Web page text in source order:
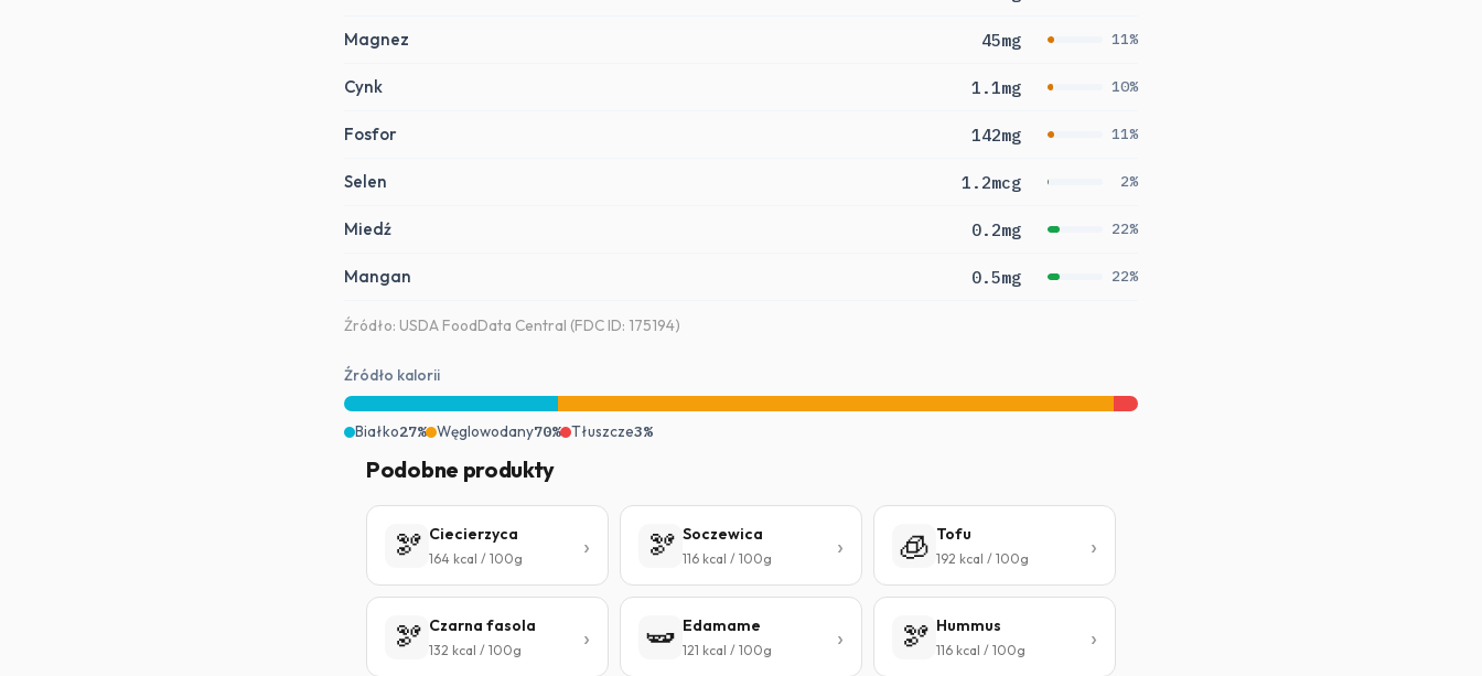
Magnez 45mg 11%
Cynk 1.1mg 10%
Fosfor 142mg 11%
Selen 1.2mcg 2%
Miedź 0.2mg 22%
Mangan 0.5mg 22%
Źródło: USDA FoodData Central (FDC ID: 175194)
Źródło kalorii
Białko27% Węglowodany70% Tłuszcze3%
Podobne produkty
🫘 Ciecierzyca
164 kcal / 100g 🫘 Soczewica
116 kcal / 100g 🧊 Tofu
192 kcal / 100g
🫘 Czarna fasola
132 kcal / 100g 🫛 Edamame
121 kcal / 100g 🫘 Hummus
116 kcal / 100g